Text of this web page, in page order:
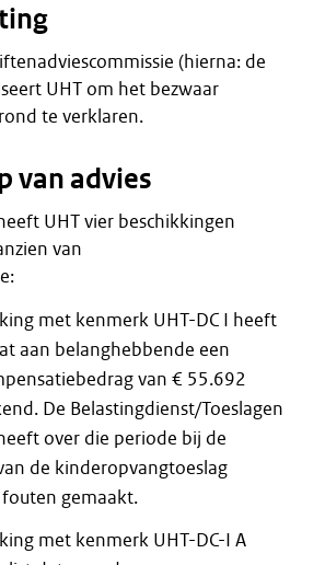
(hierna: de
UHT om het bezwaar
te verklaren.
van advies
UHT vier beschikkingen
van
met kenmerk UHT-DC I heeft
aan belanghebbende een
van € 55.692
De Belastingdienst/Toeslagen
over die periode bij de
de kinderopvangtoeslag
fouten gemaakt.
met kenmerk UHT-DC-I A